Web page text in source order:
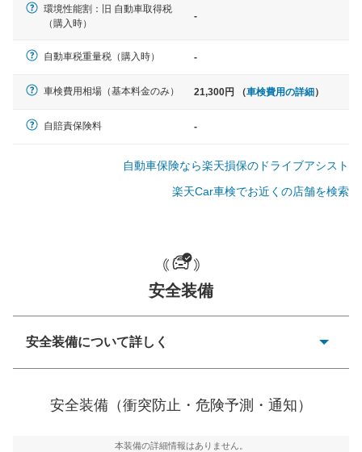
軽自動車
中型車
ラ、ステップワゴン など
クラウン、アルファード、フォレ
カD:5 など
環境性能割：旧 自動車取得税
（購入時）
-
自動車税重量税（購入時） -
車検費用相場（基本料金のみ） 21,300円 （車検費用の詳細）
自賠責保険料 -
自動車保険なら楽天損保のドライブアシスト
楽天Car車検でお近くの店舗を検索
安全装備
安全装備について詳しく
ーキアシスト、ABSなどが装備されています。
安全装備（衝突防止・危険予測・通知）
本装備の詳細情報はありません。